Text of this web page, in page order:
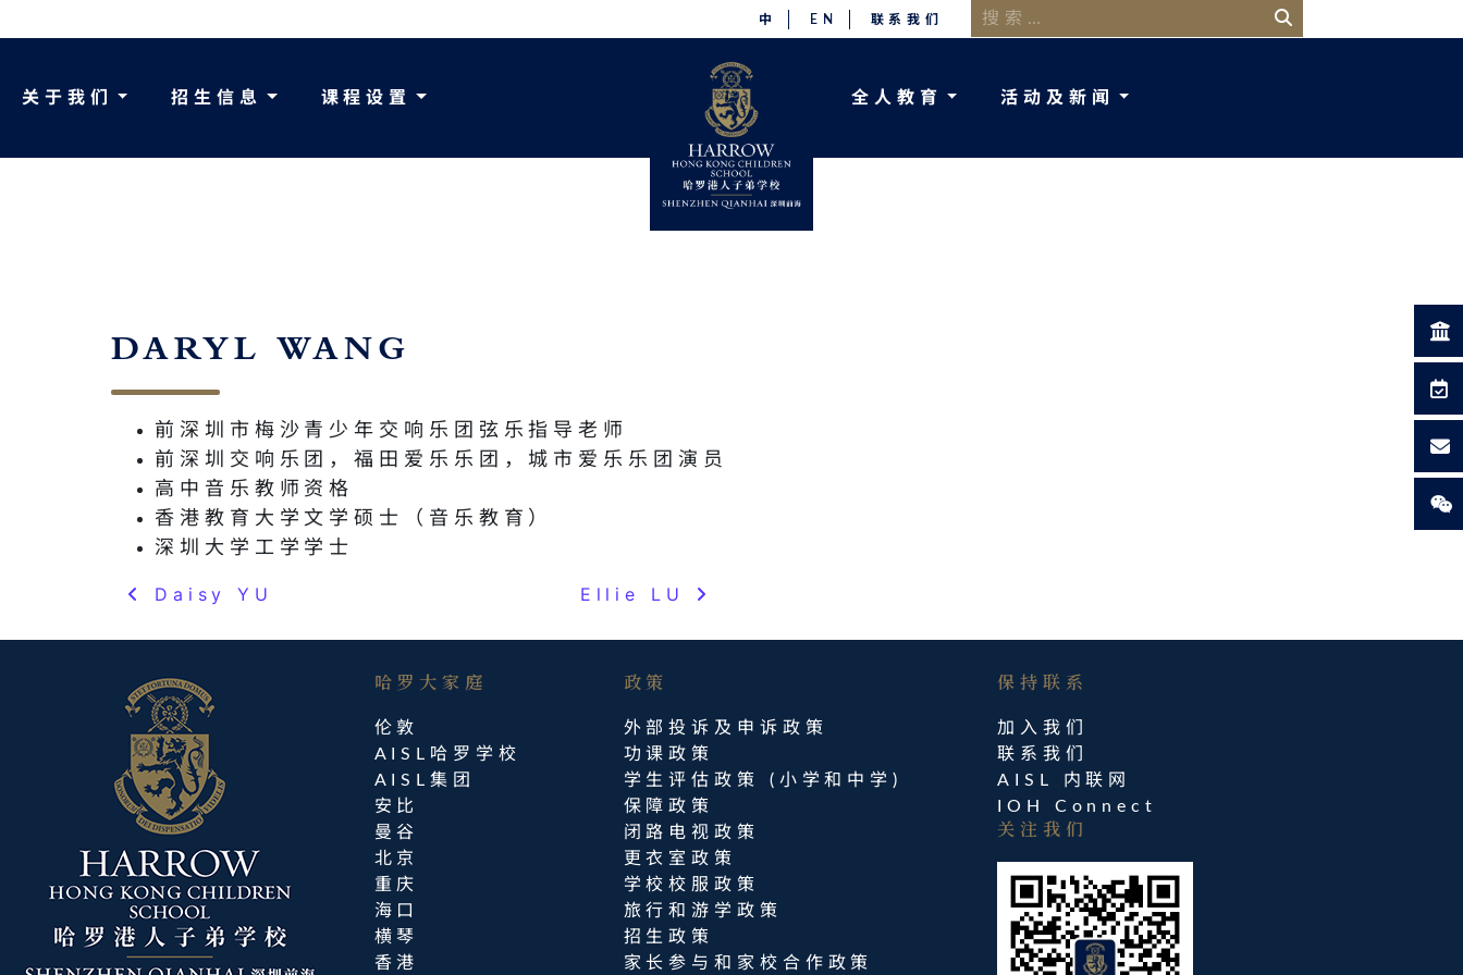
中 EN 联系我们
关于我们 招生信息 课程设置 全人教育 活动及新闻
DARYL WANG
前深圳市梅沙青少年交响乐团弦乐指导老师
前深圳交响乐团，福田爱乐乐团，城市爱乐乐团演员
高中音乐教师资格
香港教育大学文学硕士（音乐教育）
深圳大学工学学士
Post navigation
Daisy YU Ellie LU
哈罗大家庭​
伦敦
AISL哈罗学校
AISL集团
安比
曼谷
北京
重庆
海口
横琴
香港
政策
外部投诉及申诉政策
功课政策
学生评估政策 (小学和中学)
保障政策
闭路电视政策
更衣室政策
学校校服政策
旅行和游学政策
招生政策
家长参与和家校合作政策
保持联系​
加入我们
联系我们
AISL 内联网
IOH Connect
关注我们